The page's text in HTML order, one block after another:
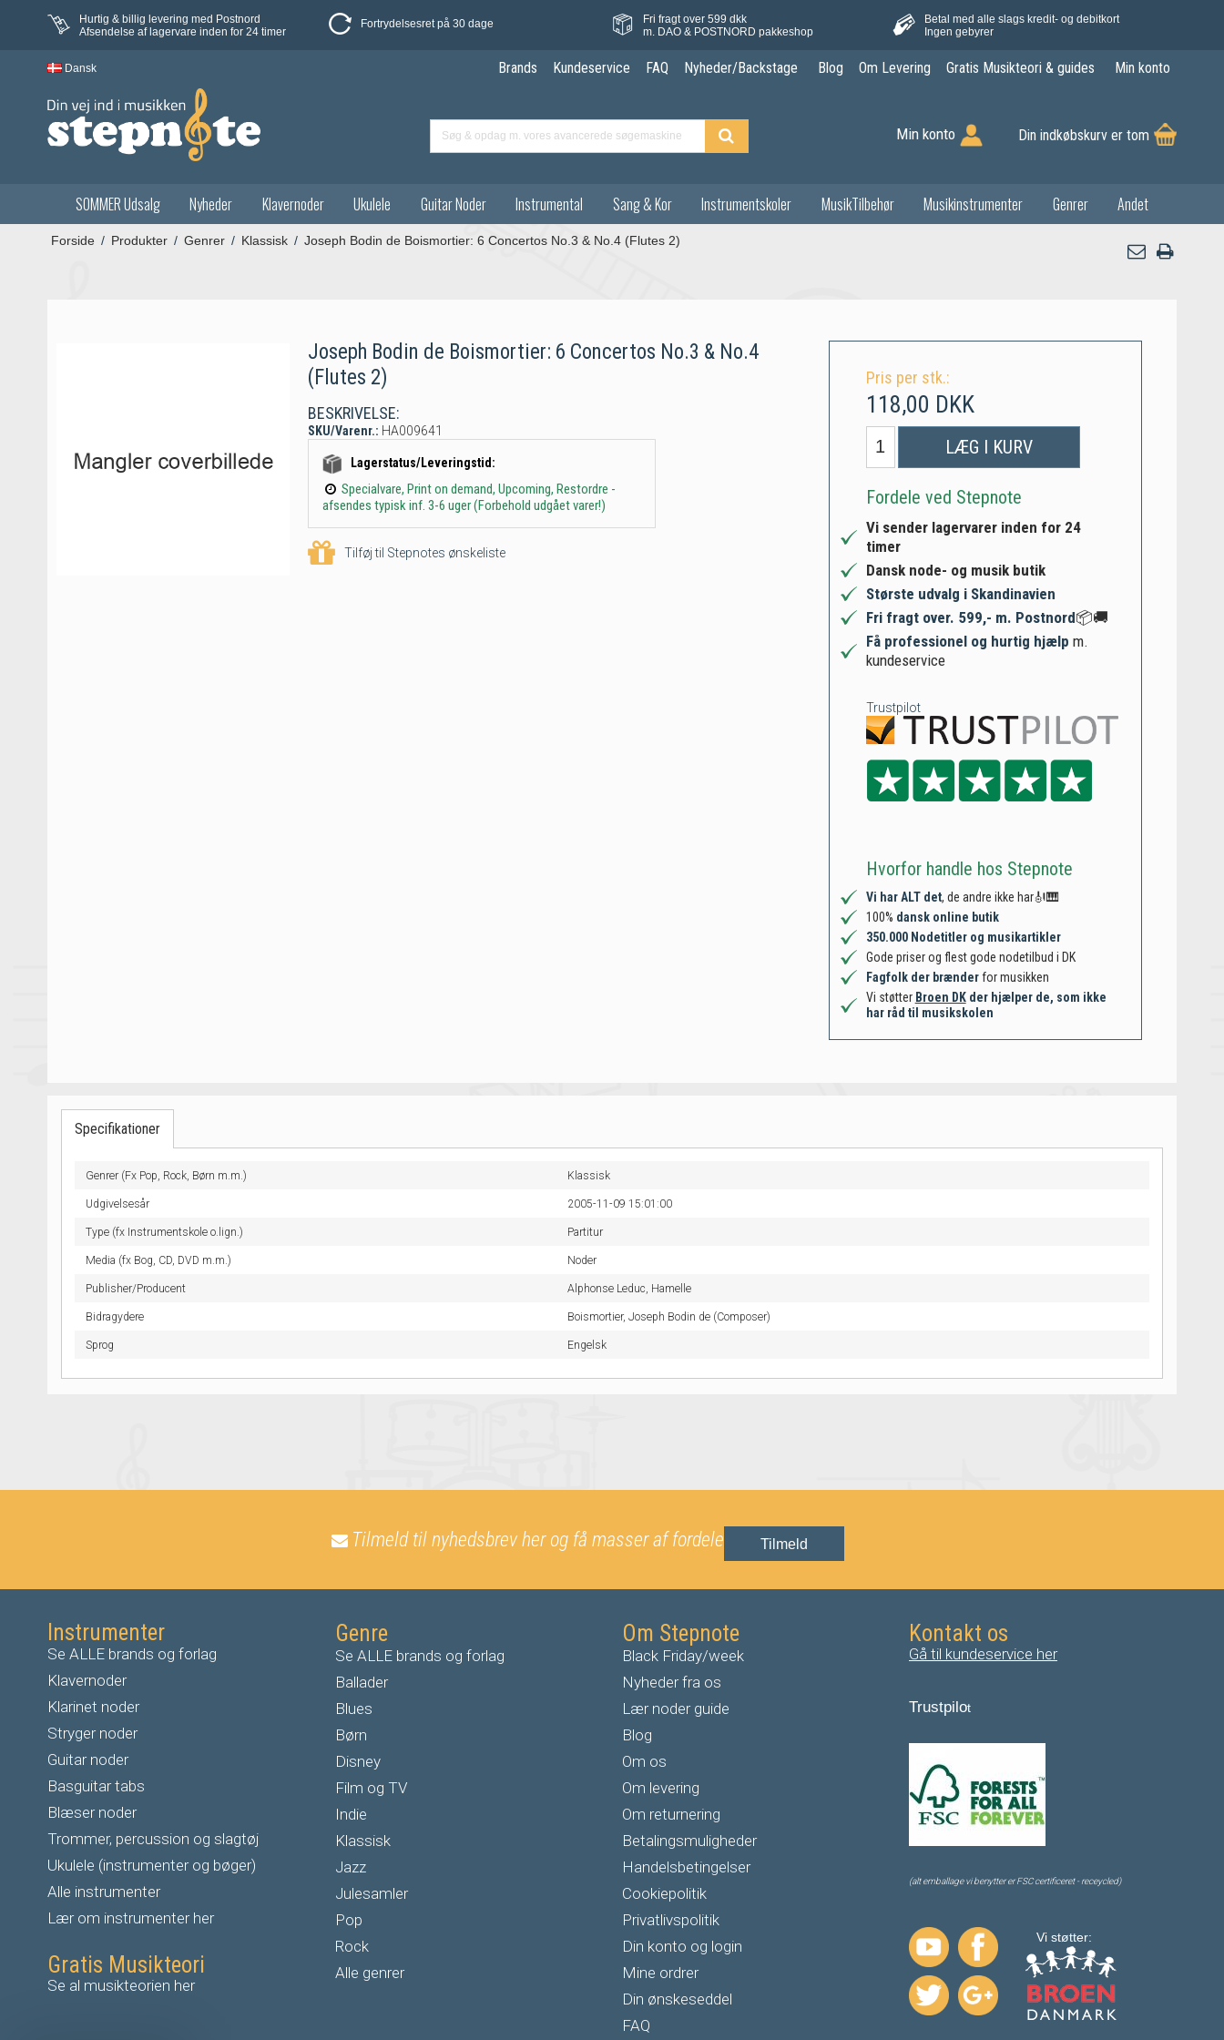
Hurtig & billig levering med Postnord
Afsendelse af lagervare inden for 24 timer
Fortrydelsesret på 30 dage
Fri fragt over 599 dkk
m. DAO & POSTNORD pakkeshop
Betal med alle slags kredit- og debitkort
Ingen gebyrer
Dansk Brands Kundeservice FAQ Nyheder/Backstage Blog Om Levering Gratis Musikteori & guides Min konto
Min konto Din indkøbskurv er tom
SOMMER Udsalg Nyheder Klavernoder Ukulele Guitar Noder Instrumental Sang & Kor Instrumentskoler MusikTilbehør Musikinstrumenter Genrer Andet
Forside / Produkter / Genrer / Klassisk / Joseph Bodin de Boismortier: 6 Concertos No.3 & No.4 (Flutes 2)
Joseph Bodin de Boismortier: 6 Concertos No.3 & No.4
(Flutes 2)
BESKRIVELSE:
SKU/Varenr.: HA009641
Lagerstatus/Leveringstid:
Specialvare, Print on demand, Upcoming, Restordre -
afsendes typisk inf. 3-6 uger (Forbehold udgået varer!)
Tilføj til Stepnotes ønskeliste
Pris per stk.:
118,00 DKK
LÆG I KURV
Fordele ved Stepnote
Vi sender lagervarer inden for 24
timer
Dansk node- og musik butik
Største udvalg i Skandinavien
Fri fragt over. 599,- m. Postnord📦🚚
Få professionel og hurtig hjælp m.
kundeservice
Trustpilot
Hvorfor handle hos Stepnote
Vi har ALT det, de andre ikke har🎻🎹
100% dansk online butik
350.000 Nodetitler og musikartikler
Gode priser og flest gode nodetilbud i DK
Fagfolk der brænderfor musikken
Vi støtter Broen DKder hjælper de, som ikke
har råd til musikskolen
Specifikationer
Genrer (Fx Pop, Rock, Børn m.m.) Klassisk
Udgivelsesår 2005-11-09 15:01:00
Type (fx Instrumentskole o.lign.) Partitur
Media (fx Bog, CD, DVD m.m.) Noder
Publisher/Producent Alphonse Leduc, Hamelle
Bidragydere Boismortier, Joseph Bodin de (Composer)
Sprog Engelsk
Tilmeld til nyhedsbrev her og få masser af fordele Tilmeld
Instrumenter
Se ALLE brands og forlag
Klavernoder
Klarinet noder
Stryger noder
Guitar noder
Basguitar tabs
Blæser noder
Trommer, percussion og slagtøj
Ukulele (instrumenter og bøger)
Alle instrumenter
Lær om instrumenter her
Gratis Musikteori
Se al musikteorien her
Genre
Se ALLE brands og forlag
Ballader
Blues
Børn
Disney
Film og TV
Indie
Klassisk
Jazz
Julesamler
Pop
Rock
Alle genrer
Om Stepnote
Black Friday/week
Nyheder fra os
Lær noder guide
Blog
Om os
Om levering
Om returnering
Betalingsmuligheder
Handelsbetingelser
Cookiepolitik
Privatlivspolitik
Din konto og login
Mine ordrer
Din ønskeseddel
FAQ
Kontakt os
Gå til kundeservice her
Trustpilot
(alt emballage vi benytter er FSC certificeret - receycled)
Vi støtter: